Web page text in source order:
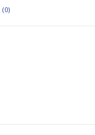
(0)